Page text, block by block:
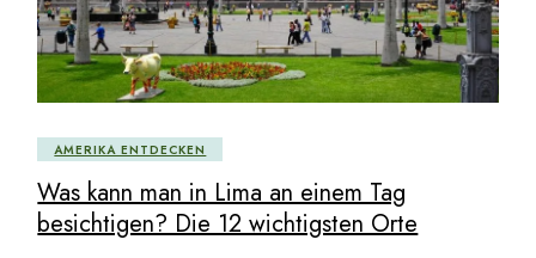
AMERIKA ENTDECKEN
Was kann man in Lima an einem Tag
besichtigen? Die 12 wichtigsten Orte